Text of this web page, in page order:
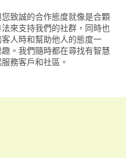
致誠的合作態度就像是合顆
來支持我們的社群，同時也
人時和幫助他人的態度一
。我們隨時都在尋找有智慧
務客戶和社區。